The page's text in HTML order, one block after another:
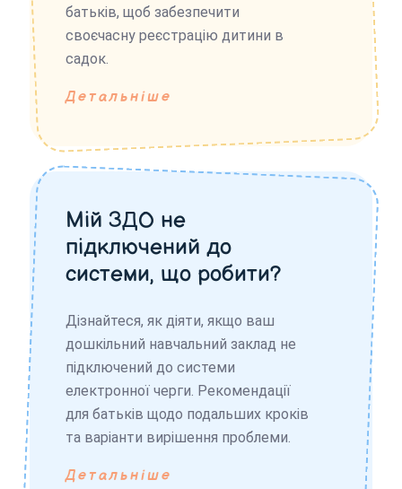
батьків, щоб забезпечити
своєчасну реєстрацію дитини в
садок.
Детальніше
Мій ЗДО не
підключений до
системи, що робити?
Дізнайтеся, як діяти, якщо ваш
дошкільний навчальний заклад не
підключений до системи
електронної черги. Рекомендації
для батьків щодо подальших кроків
та варіанти вирішення проблеми.
Детальніше